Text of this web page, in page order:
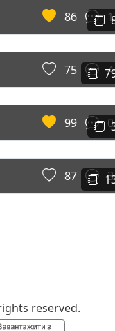
86 1
75 4
99 0
87 3
reserved.